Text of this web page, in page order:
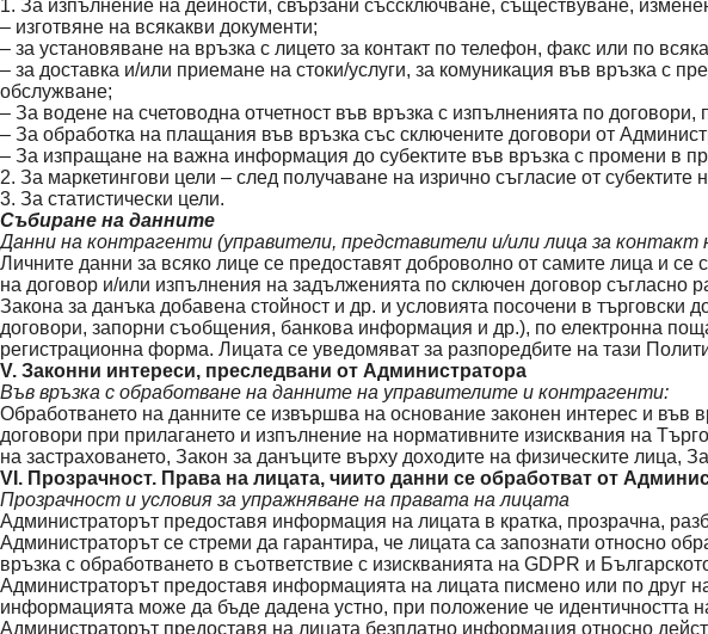
1. За изпълнение на дейности, свързани съссключване, съществуване,
– изготвяне на всякакви документи;
– за установяване на връзка с лицето за контакт по телефон, факс или по
– за доставка и/или приемане на стоки/услуги, за комуникация във връзка с
обслужване;
– За водене на счетоводна отчетност във връзка с изпълненията по договори,
– За обработка на плащания във връзка със сключените договори от
– За изпращане на важна информация до субектите във връзка с промени в
2. За маркетингови цели – след получаване на изрично съгласие от субектите
3. За статистически цели.
Събиране на данните
Данни на контрагенти (управители, представители и/или лица за контакт
Личните данни за всяко лице се предоставят доброволно от самите лица и
на договор и/или изпълнения на задълженията по сключен договор съгласно
Закона за данъка добавена стойност и др. и условията посочени в
договори, запорни съобщения, банкова информация и др.), по електронна
регистрационна форма. Лицата се уведомяват за разпоредбите на тази
V. Законни интереси, преследвани от Администратора
Във връзка с обработване на данните на управителите и контрагенти:
Обработването на данните се извършва на основание законен интерес и във
договори при прилагането и изпълнение на нормативните изисквания на
на застраховането, Закон за данъците върху доходите на физическите лица,
VI. Прозрачност. Права на лицата, чиито данни се обработват от
Прозрачност и условия за упражняване на правата на лицата
Администраторът предоставя информация на лицата в кратка, прозрачна,
Администраторът се стреми да гарантира, че лицата са запознати относно
връзка с обработването в съответствие с изискванията на GDPR и
Администраторът предоставя информацията на лицата писмено или по друг
информацията може да бъде дадена устно, при положение че идентичността
Администраторът предоставя на лицата безплатно информация относно